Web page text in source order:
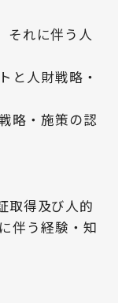
それに伴う人
と人財戦略・
略・施策の認
取得及び人的
伴う経験・知